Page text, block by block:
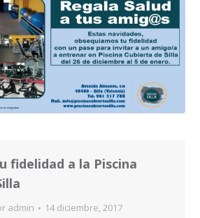
fidelidad a la Piscina
admin 14 diciembre, 2017